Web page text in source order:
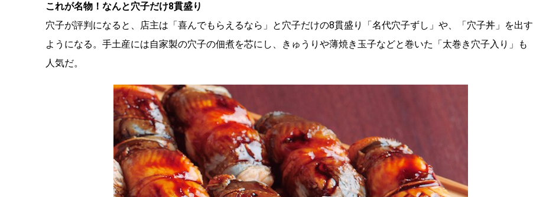
これが名物！なんと穴子だけ8貫盛り
穴子が評判になると、店主は「喜んでもらえるなら」と穴子だけの8貫盛り「名代穴子ずし」や、「穴子丼」を出す
ようになる。手土産には自家製の穴子の佃煮を芯にし、きゅうりや薄焼き玉子などと巻いた「太巻き穴子入り」も
人気だ。